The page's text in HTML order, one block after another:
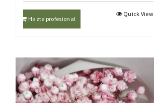
Hazte profesional
Quick View